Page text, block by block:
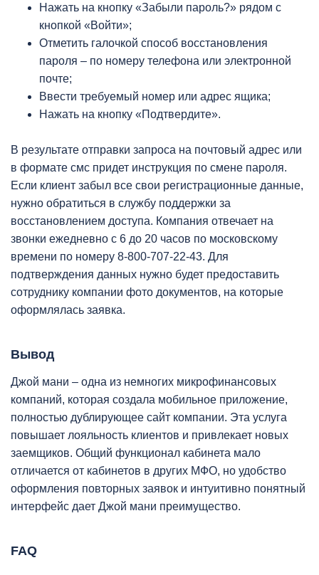
Нажать на кнопку «Забыли пароль?» рядом с
кнопкой «Войти»;
Отметить галочкой способ восстановления
пароля – по номеру телефона или электронной
почте;
Ввести требуемый номер или адрес ящика;
Нажать на кнопку «Подтвердите».
В результате отправки запроса на почтовый адрес или
в формате смс придет инструкция по смене пароля.
Если клиент забыл все свои регистрационные данные,
нужно обратиться в службу поддержки за
восстановлением доступа. Компания отвечает на
звонки ежедневно с 6 до 20 часов по московскому
времени по номеру 8-800-707-22-43. Для
подтверждения данных нужно будет предоставить
сотруднику компании фото документов, на которые
оформлялась заявка.
Вывод
Джой мани – одна из немногих микрофинансовых
компаний, которая создала мобильное приложение,
полностью дублирующее сайт компании. Эта услуга
повышает лояльность клиентов и привлекает новых
заемщиков. Общий функционал кабинета мало
отличается от кабинетов в других МФО, но удобство
оформления повторных заявок и интуитивно понятный
интерфейс дает Джой мани преимущество.
FAQ